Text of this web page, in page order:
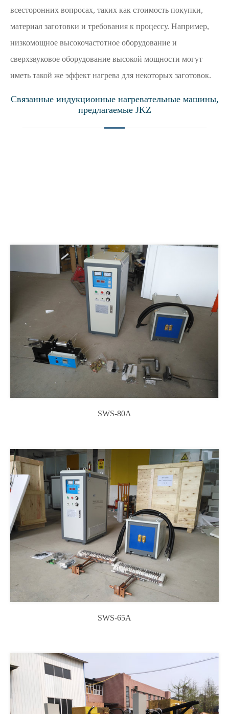
всесторонних вопросах, таких как стоимость покупки,
материал заготовки и требования к процессу. Например,
низкомощное высокочастотное оборудование и
сверхзвуковое оборудование высокой мощности могут
иметь такой же эффект нагрева для некоторых заготовок.
Связанные индукционные нагревательные машины,
предлагаемые JKZ
SWS-80A
SWS-65A